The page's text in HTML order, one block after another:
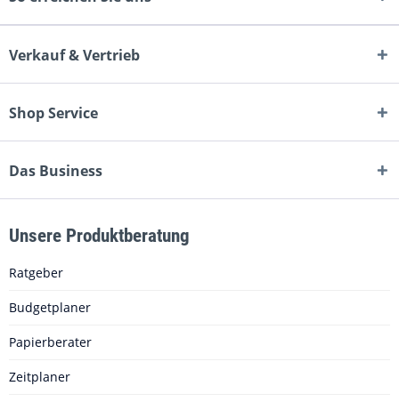
Verkauf & Vertrieb
Shop Service
Das Business
Unsere Produktberatung
Ratgeber
Budgetplaner
Papierberater
Zeitplaner